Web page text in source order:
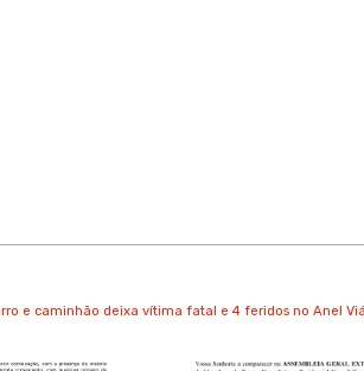
e caminhão deixa vítima fatal e 4 feridos no Anel